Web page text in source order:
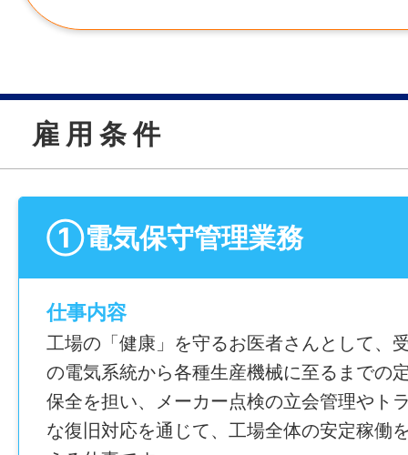
雇 用 条 件
①電気保守管理業務
仕事内容
工場の「健康」を守るお医者さんとして、
の電気系統から各種生産機械に至るまでの
保全を担い、メーカー点検の立会管理やト
な復旧対応を通じて、工場全体の安定稼働